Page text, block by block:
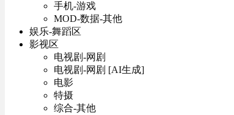
手机-游戏
MOD-数据-其他
娱乐-舞蹈区
影视区
电视剧-网剧
电视剧-网剧 [AI生成]
电影
特摄
综合-其他